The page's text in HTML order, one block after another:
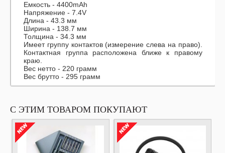
Емкость - 4400mAh
Напряжение - 7.4V
Длина - 43.3 мм
Ширина - 138.7 мм
Толщина - 34.3 мм
Имеет группу контактов (измерение слева на право).
Контактная группа расположена ближе к правому
краю.
Вес нетто - 220 грамм
Вес брутто - 295 грамм
С ЭТИМ ТОВАРОМ ПОКУПАЮТ